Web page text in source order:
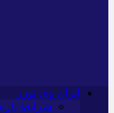
ایران وی تورز
شرایط